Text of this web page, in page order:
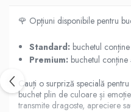
🌹 Opțiuni disponibile pentru
Standard: buchetul
Premium: buchetul
Cauți o surpriză specială
buchet plin de culoare și
transmite dragoste, apreciere